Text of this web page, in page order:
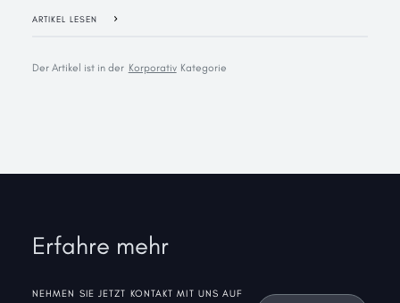
ARTIKEL LESEN
Der Artikel ist in der Korporativ Kategorie
Erfahre mehr
NEHMEN SIE JETZT KONTAKT MIT UNS AUF